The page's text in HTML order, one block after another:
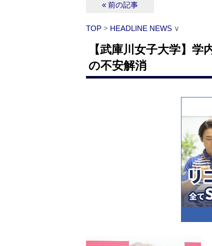
« 前の記事
TOP > HEADLINE NEWS ∨
【武庫川女子大学】
の不安解消